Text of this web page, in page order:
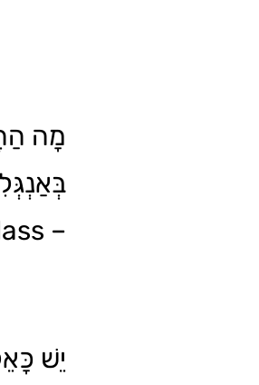
מָה
– Glass וְהַמִּילָּה סֵפֶל לְ – Cup.
יֵשׁ